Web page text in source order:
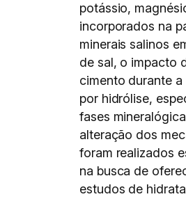
potássio,
incorporados na
minerais salinos
de sal, o impacto
cimento durante
por hidrólise,
fases
alteração dos
foram realizados
na busca de
estudos de